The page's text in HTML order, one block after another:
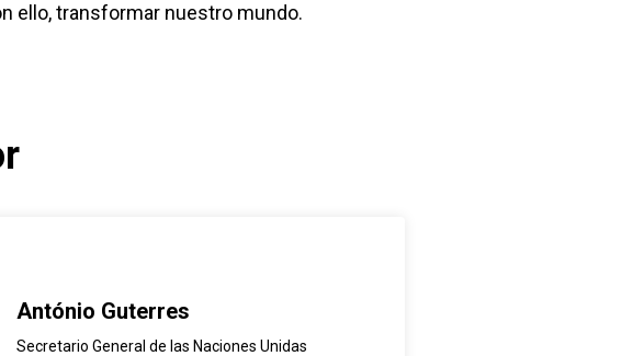
ello, transformar nuestro mundo.
António Guterres
Secretario General de las Naciones Unidas